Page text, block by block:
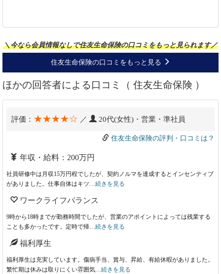
＼今なら会員情報なしで住友生命保険の口コミをもっと見られます／
住友生命保険の口コミをもっと見る
ほかの回答者による口コミ（ 住友生命保険 ）
評価： ★★★★☆ ／ 20代(女性)・営業・準社員
住友生命保険の評判・口コミは？
年収・給料：200万円
社員研修中は月収15万円程でしたが、契約ノルマを達成するとインセンティブ
がありました。仕事自体はキツ…続きを見る
ワークライフバランス
9時から18時までが勤務時間でしたが、営業のアポイントによっては残業する
ことも多かったです。定時で帰…続きを見る
福利厚生
福利厚生は充実しています。傷病手当、賞与、昇給、有給休暇がありました。
繁忙期は休みは取りにくい雰囲気…続きを見る